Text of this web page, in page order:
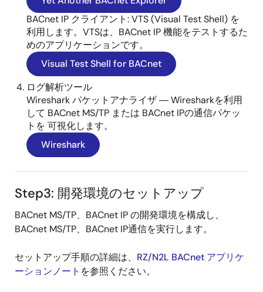
BACnet IP クライアント: VTS (Visual Test Shell) を
利用します。VTSは、BACnet IP 機能をテストするた
めのアプリケーションです。
Visual Test Shell for BACnet
ログ解析ツール
Wireshark パケットアナライザ ― Wiresharkを利用
して BACnet MS/TP または BACnet IPの通信パケッ
トを 可視化します。
Wireshark
Step3: 開発環境のセットアップ
BACnet MS/TP、BACnet IP の開発環境を構成し、
BACnet MS/TP、BACnet IP通信を実行します。
セットアップ手順の詳細は、 RZ/N2L BACnet アプリケ
ーションノート を参照ください。